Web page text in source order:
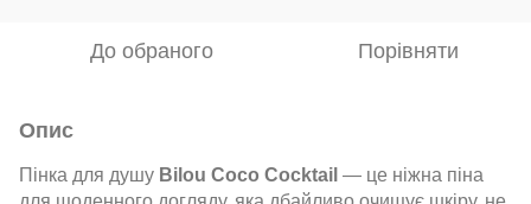
До обраного Порівняти
Опис
Пінка для душу Bilou Coco Cocktail — це ніжна піна